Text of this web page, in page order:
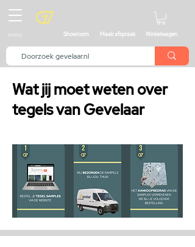
menu Showroom Maak afspraak Winkelwagen
Wat jij moet weten over
tegels van Gevelaar